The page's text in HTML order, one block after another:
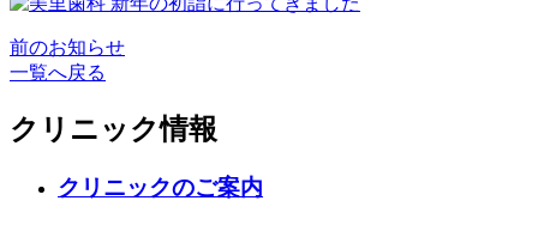
前のお知らせ
一覧へ戻る
クリニック情報
クリニックのご案内